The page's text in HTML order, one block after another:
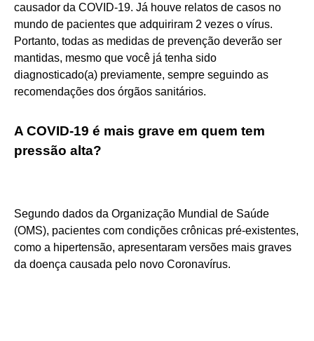
causador da COVID-19. Já houve relatos de casos no
mundo de pacientes que adquiriram 2 vezes o vírus.
Portanto, todas as medidas de prevenção deverão ser
mantidas, mesmo que você já tenha sido
diagnosticado(a) previamente, sempre seguindo as
recomendações dos órgãos sanitários.
A COVID-19 é mais grave em quem tem
pressão alta?
Segundo dados da Organização Mundial de Saúde
(OMS), pacientes com condições crônicas pré-existentes,
como a hipertensão, apresentaram versões mais graves
da doença causada pelo novo Coronavírus.